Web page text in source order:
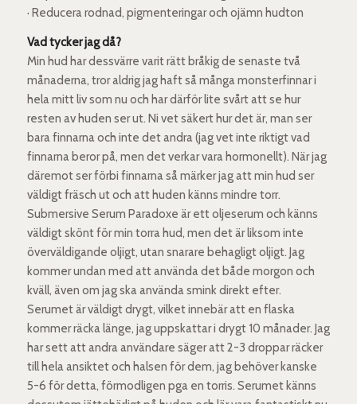
· Reducera rodnad, pigmenteringar och ojämn hudton
Vad tycker jag då?
Min hud har dessvärre varit rätt bråkig de senaste två
månaderna, tror aldrig jag haft så många monsterfinnar i
hela mitt liv som nu och har därför lite svårt att se hur
resten av huden ser ut. Ni vet säkert hur det är, man ser
bara finnarna och inte det andra (jag vet inte riktigt vad
finnarna beror på, men det verkar vara hormonellt). När jag
däremot ser förbi finnarna så märker jag att min hud ser
väldigt fräsch ut och att huden känns mindre torr.
Submersive Serum Paradoxe är ett oljeserum och känns
väldigt skönt för min torra hud, men det är liksom inte
överväldigande oljigt, utan snarare behagligt oljigt. Jag
kommer undan med att använda det både morgon och
kväll, även om jag ska använda smink direkt efter.
Serumet är väldigt drygt, vilket innebär att en flaska
kommer räcka länge, jag uppskattar i drygt 10 månader. Jag
har sett att andra användare säger att 2-3 droppar räcker
till hela ansiktet och halsen för dem, jag behöver kanske
5-6 för detta, förmodligen pga en torris. Serumet känns